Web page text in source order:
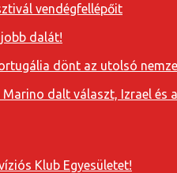
vendégfellépőit
dalát!
dönt az utolsó
dalt választ, Izrael
Klub Egyesületet!